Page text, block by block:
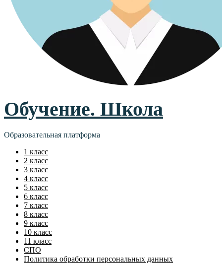
Обучение. Школа
Образовательная платформа
1 класс
2 класс
3 класс
4 класс
5 класс
6 класс
7 класс
8 класс
9 класс
10 класс
11 класс
СПО
Политика обработки персональных данных